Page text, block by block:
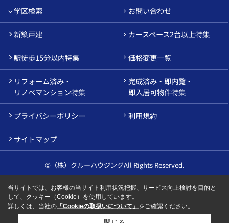
学区検索 お問い合わせ
新築戸建 カースペース2台以上特集
駅徒歩15分以内特集 価格変更一覧
リフォーム済み・
リノベマンション特集
完成済み・即内覧・
即入居可物件特集
プライバシーポリシー 利用規約
サイトマップ
©（株）クルーハウジングAll Rights Reserved.
当サイトでは、お客様の当サイト利用状況把握、サービス向上検討を目的と
して、クッキー（Cookie）を使用しています。
詳しくは、当社の 「Cookieの取扱いについて」 をご確認ください。